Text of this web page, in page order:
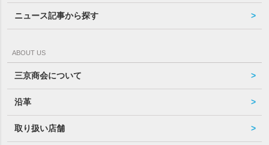
ニュース記事から探す
ABOUT US
三京商会について
沿革
取り扱い店舗